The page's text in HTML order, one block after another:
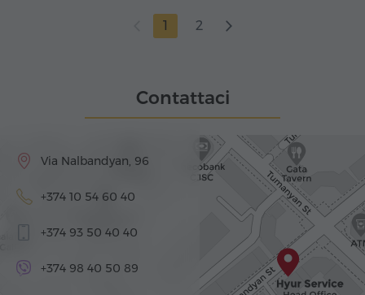
1 2
Contattaci
Via Nalbandyan, 96
+374 10 54 60 40
+374 93 50 40 40
+374 98 40 50 89